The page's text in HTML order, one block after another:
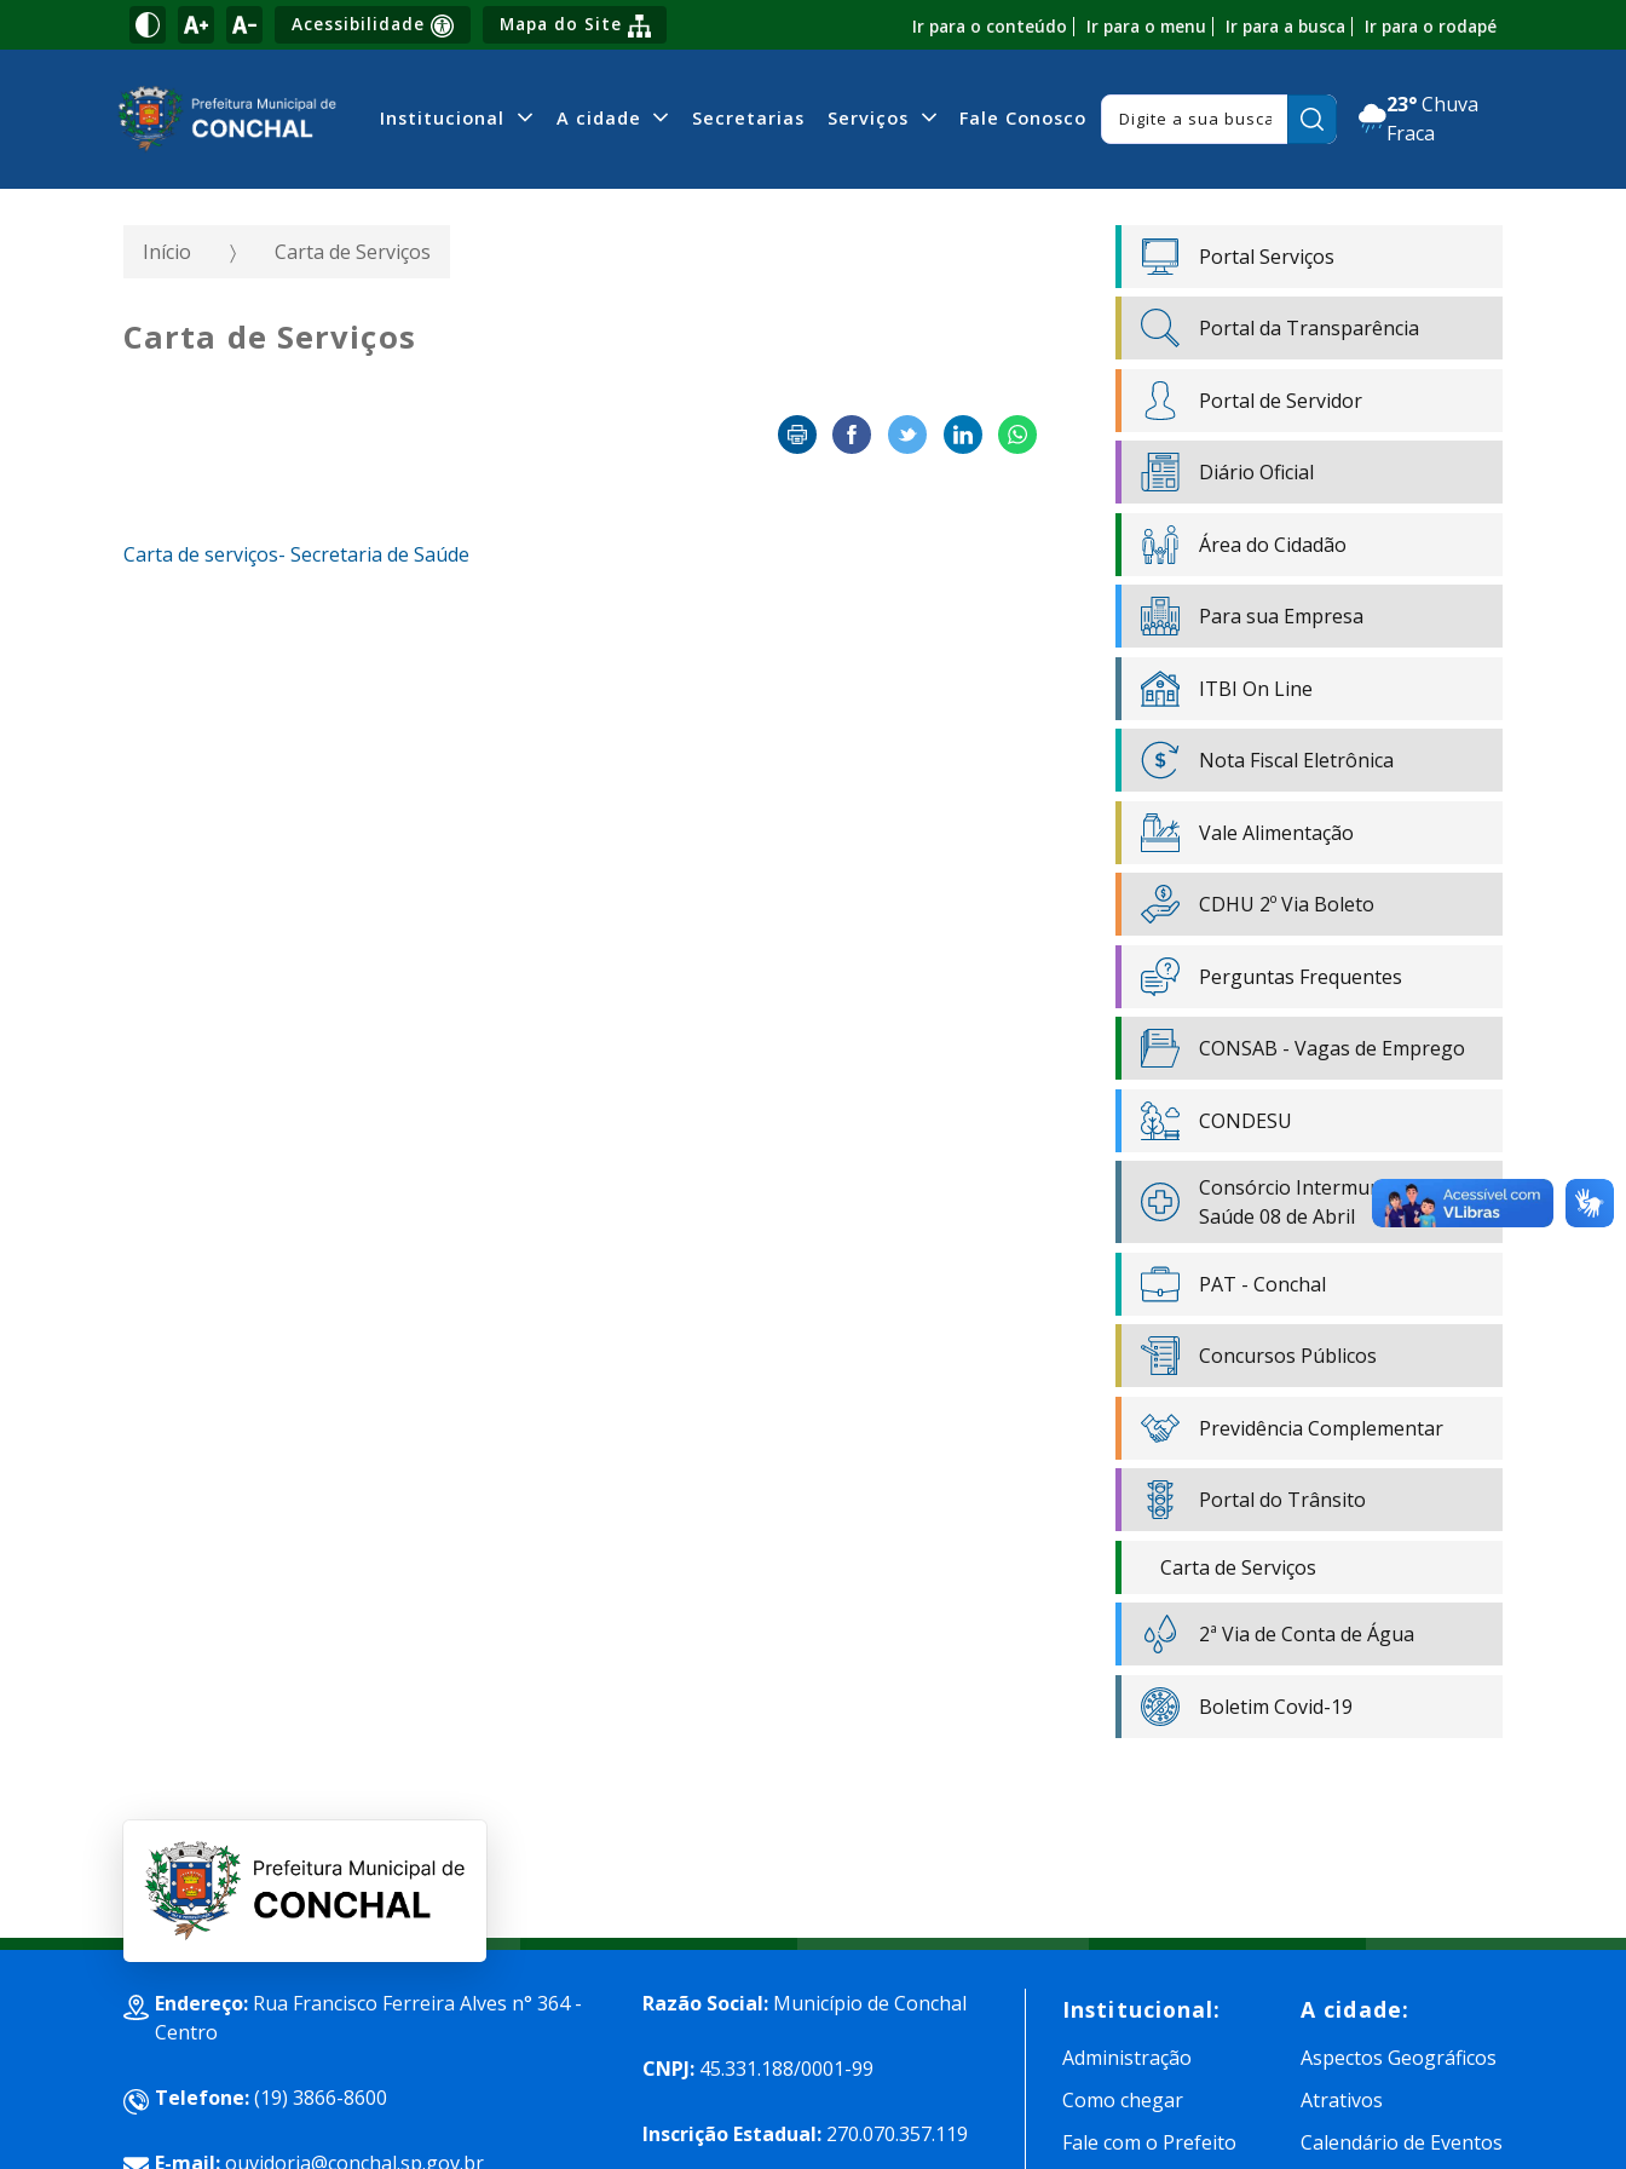
Acessibilidade Mapa do Site Ir para o conteúdo Ir para o menu Ir para a busca Ir para o rodapé
Institucional A cidade Secretarias Serviços Fale Conosco Pesquisar:
23° Chuva
Fraca
Início Carta de Serviços
Carta de Serviços
Carta de serviços- Secretaria de Saúde
Portal Serviços
Portal da Transparência
Portal de Servidor
Diário Oficial
Área do Cidadão
Para sua Empresa
ITBI On Line
Nota Fiscal Eletrônica
Vale Alimentação
CDHU 2º Via Boleto
Perguntas Frequentes
CONSAB - Vagas de Emprego
CONDESU
Consórcio Intermunicipal de
Saúde 08 de Abril
PAT - Conchal
Concursos Públicos
Previdência Complementar
Portal do Trânsito
Carta de Serviços
2ª Via de Conta de Água
Boletim Covid-19
Endereço:Rua Francisco Ferreira Alves n° 364 -
Centro
Telefone:(19) 3866-8600
E-mail:ouvidoria@conchal.sp.gov.br
Razão Social: Município de Conchal
CNPJ: 45.331.188/0001-99
Inscrição Estadual: 270.070.357.119
Institucional:
Administração
Como chegar
Fale com o Prefeito
A cidade:
Aspectos Geográficos
Atrativos
Calendário de Eventos